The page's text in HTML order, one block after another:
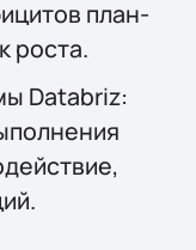
план-
роста.
Databriz: